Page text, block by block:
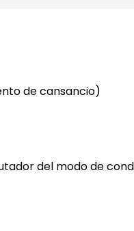
de cansancio)
del modo de